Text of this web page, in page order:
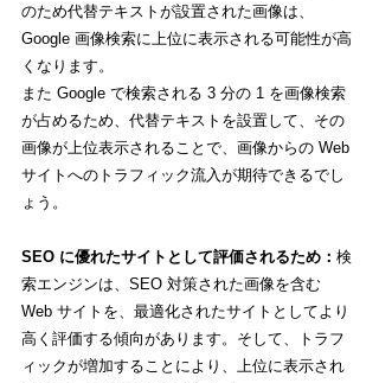
のため代替テキストが設置された画像は、
Google 画像検索に上位に表示される可能性が高
くなります。
また Google で検索される 3 分の 1 を画像検索
が占めるため、代替テキストを設置して、その
画像が上位表示されることで、画像からの Web
サイトへのトラフィック流入が期待できるでし
ょう。
SEO に優れたサイトとして評価されるため： 検
索エンジンは、SEO 対策された画像を含む
Web サイトを、最適化されたサイトとしてより
高く評価する傾向があります。そして、トラフ
ィックが増加することにより、上位に表示され